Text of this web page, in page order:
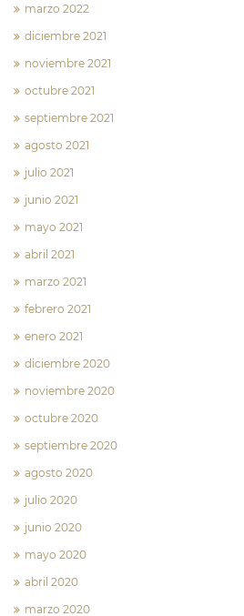
marzo 2022
diciembre 2021
noviembre 2021
octubre 2021
septiembre 2021
agosto 2021
julio 2021
junio 2021
mayo 2021
abril 2021
marzo 2021
febrero 2021
enero 2021
diciembre 2020
noviembre 2020
octubre 2020
septiembre 2020
agosto 2020
julio 2020
junio 2020
mayo 2020
abril 2020
marzo 2020